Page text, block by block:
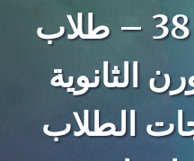
الصحفي رقم 38 – طلاب
الثانوية
الطلاب